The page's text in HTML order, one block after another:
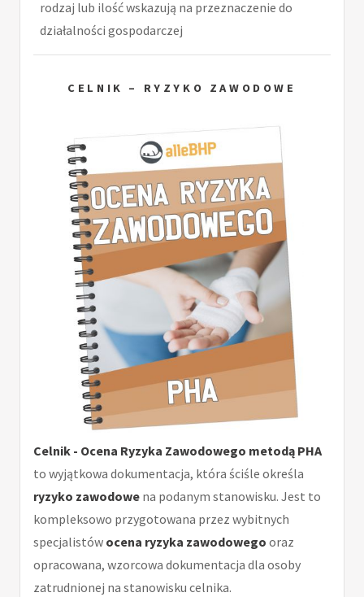
rodzaj lub ilość wskazują na przeznaczenie do
działalności gospodarczej
CELNIK – RYZYKO ZAWODOWE
Celnik - Ocena Ryzyka Zawodowego metodą PHA
to wyjątkowa dokumentacja, która ściśle określa
ryzyko zawodowe na podanym stanowisku. Jest to
kompleksowo przygotowana przez wybitnych
specjalistów ocena ryzyka zawodowego oraz
opracowana, wzorcowa dokumentacja dla osoby
zatrudnionej na stanowisku celnika.